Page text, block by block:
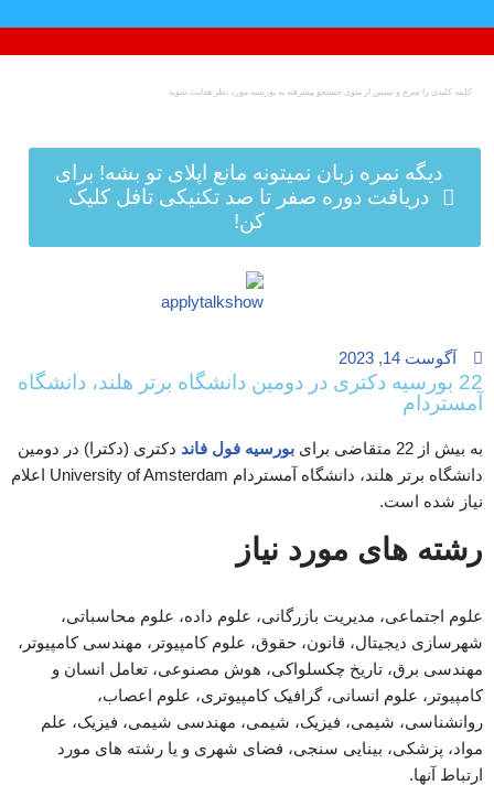
پرش
به
دیگه نمره زبان نمیتونه مانع اپلای تو بشه! برای
دریافت دوره صفر تا صد تکنیکی تافل کلیک
کن!
آگوست 14, 2023
22 بورسیه دکتری در دومین دانشگاه برتر هلند، دانشگاه
آمستردام
به بیش از 22 متقاضی برای بورسیه فول فاند دکتری (دکترا) در دومین
دانشگاه برتر هلند، دانشگاه آمستردام University of Amsterdam اعلام
نیاز شده است.
رشته های مورد نیاز
علوم اجتماعی، مدیریت بازرگانی، علوم داده، علوم محاسباتی،
شهرسازی دیجیتال، قانون، حقوق، علوم کامپیوتر، مهندسی کامپیوتر،
مهندسی برق، تاریخ چکسلواکی، هوش مصنوعی، تعامل انسان و
کامپیوتر، علوم انسانی، گرافیک کامپیوتری، علوم اعصاب،
روانشناسی، شیمی، فیزیک، شیمی، مهندسی شیمی، فیزیک، علم
مواد، پزشکی، بینایی سنجی، فضای شهری و یا رشته های مورد
ارتباط آنها.